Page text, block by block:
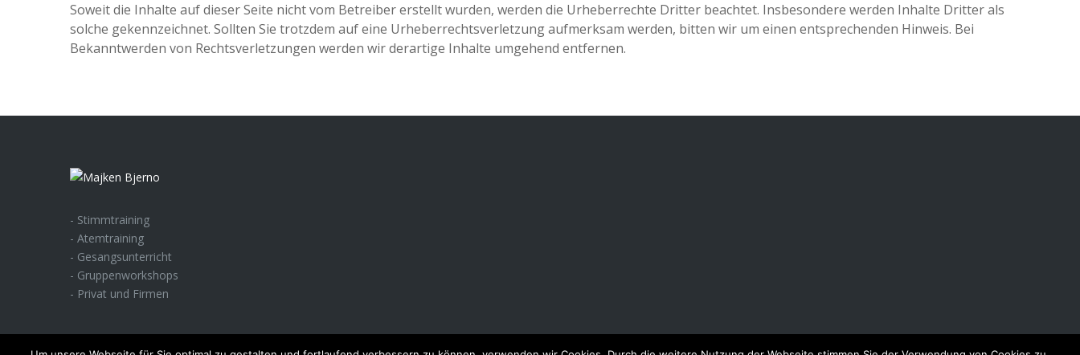
Soweit die Inhalte auf dieser Seite nicht vom Betreiber erstellt wurden, werden die Urheberrechte Dritter beachtet. Insbesondere werden Inhalte Dritter als
solche gekennzeichnet. Sollten Sie trotzdem auf eine Urheberrechtsverletzung aufmerksam werden, bitten wir um einen entsprechenden Hinweis. Bei
Bekanntwerden von Rechtsverletzungen werden wir derartige Inhalte umgehend entfernen.
- Stimmtraining
- Atemtraining
- Gesangsunterricht
- Gruppenworkshops
- Privat und Firmen